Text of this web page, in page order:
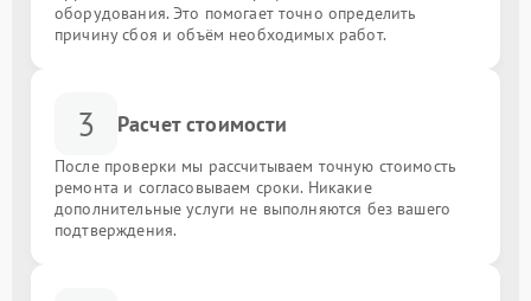
оборудования. Это помогает точно определить
причину сбоя и объём необходимых работ.
3 Расчет стоимости
После проверки мы рассчитываем точную стоимость
ремонта и согласовываем сроки. Никакие
дополнительные услуги не выполняются без вашего
подтверждения.